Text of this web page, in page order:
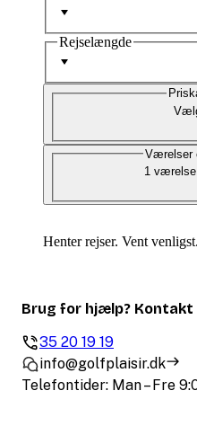
Rejselængde
1
Værelser
Henter rejser. Vent
Brug for hjælp? Kontakt
35 20 19 19
info@golfplaisir.dk
Telefontider: Man – Fre